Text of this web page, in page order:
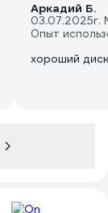
Аркадий Б.
03.07.2025г.
Опыт
хороший